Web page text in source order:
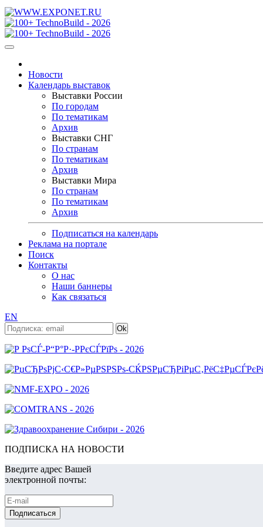
Новости
Календарь выставок
Выставки России
По городам
По тематикам
Архив
Выставки СНГ
По странам
По тематикам
Архив
Выставки Мира
По странам
По тематикам
Архив
Подписаться на календарь
Реклама на портале
Поиск
Контакты
О нас
Наши баннеры
Как связаться
EN
ПОДПИСКА НА НОВОСТИ
Введите адрес Вашей
электронной почты: